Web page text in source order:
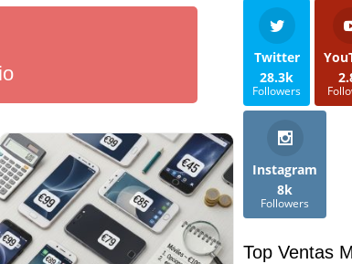
Twitter
28.3k
Followers
Instagram
8k
Followers
Top Ventas